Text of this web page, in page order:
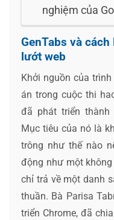
nghiệm của
GenTabs và
lướt web
Khởi nguồn của
án trong cuộc thi
đã phát triển thành
Mục tiêu của nó là
trông như thế nào
động như một
chỉ trả về một danh
thuần. Bà Parisa
triển Chrome, đã